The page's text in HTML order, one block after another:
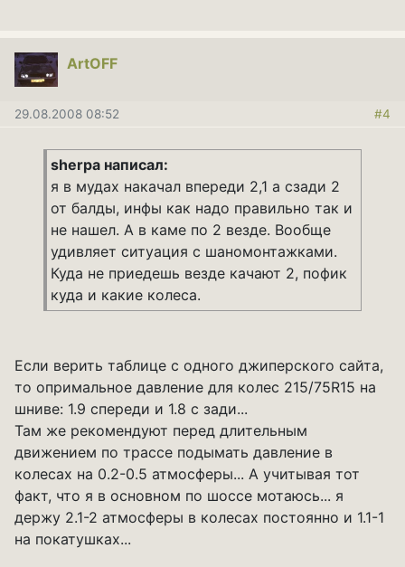
ArtOFF
29.08.2008 08:52 #4
sherpa написал:
я в мудах накачал впереди 2,1 а сзади 2
от балды, инфы как надо правильно так и
не нашел. А в каме по 2 везде. Вообще
удивляет ситуация с шаномонтажками.
Куда не приедешь везде качают 2, пофик
куда и какие колеса.
Если верить таблице с одного джиперского сайта,
то опримальное давление для колес 215/75R15 на
шниве: 1.9 спереди и 1.8 с зади...
Там же рекомендуют перед длительным
движением по трассе подымать давление в
колесах на 0.2-0.5 атмосферы... А учитывая тот
факт, что я в основном по шоссе мотаюсь... я
держу 2.1-2 атмосферы в колесах постоянно и 1.1-1
на покатушках...